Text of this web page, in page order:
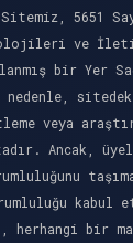
Sitemiz, 5651
ve
bir Yer
nedenle,
veya
Ancak,
kabul
bir